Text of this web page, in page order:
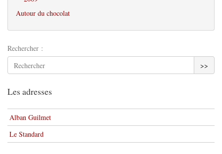
Autour du chocolat
Rechercher :
>>
Les adresses
Alban Guilmet
Le Standard